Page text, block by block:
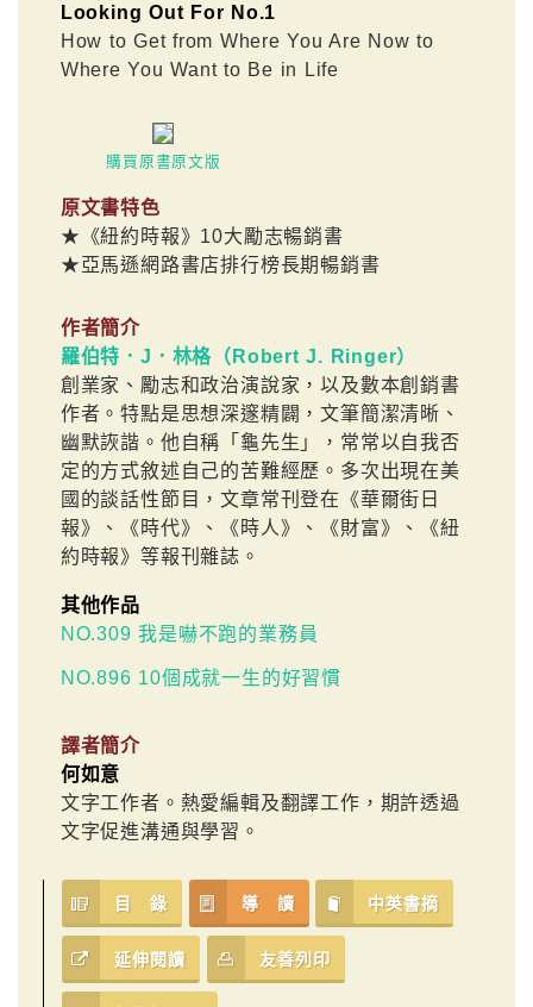
Looking Out For No.1
How to Get from Where You Are Now to
Where You Want to Be in Life
購買原書原文版
原文書特色
★《紐約時報》10大勵志暢銷書
★亞馬遜網路書店排行榜長期暢銷書
作者簡介
羅伯特．J．林格（Robert J. Ringer）
創業家、勵志和政治演說家，以及數本創銷書
作者。特點是思想深邃精闢，文筆簡潔清晰、
幽默詼諧。他自稱「龜先生」，常常以自我否
定的方式敘述自己的苦難經歷。多次出現在美
國的談話性節目，文章常刊登在《華爾街日
報》、《時代》、《時人》、《財富》、《紐
約時報》等報刊雜誌。
其他作品
NO.309 我是嚇不跑的業務員
NO.896 10個成就一生的好習慣
譯者簡介
何如意
文字工作者。熱愛編輯及翻譯工作，期許透過
文字促進溝通與學習。
目 錄 導 讀 中英書摘
延伸閱讀 友善列印